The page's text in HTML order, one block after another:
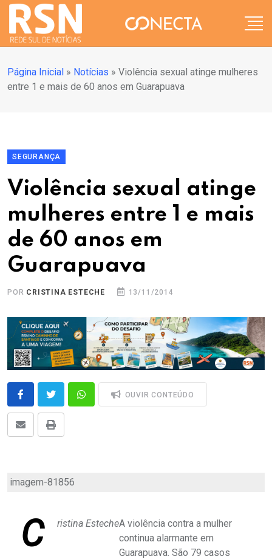
Página Inicial » Notícias » Violência sexual atinge mulheres
entre 1 e mais de 60 anos em Guarapuava
SEGURANÇA
Violência sexual atinge
mulheres entre 1 e mais
de 60 anos em
Guarapuava
POR CRISTINA ESTECHE 13/11/2014
OUVIR CONTEÚDO
imagem-81856
C ristina EstecheA violência contra a mulher
continua alarmante em
Guarapuava. São 79 casos